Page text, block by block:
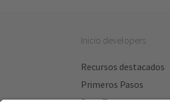
Inicio developers
Recursos destacados
Primeros Pasos